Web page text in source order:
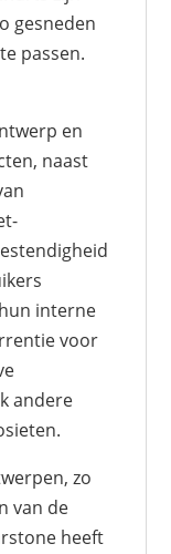
gesneden
passen.
en
naast
interne
voor
andere
zo
van de
heeft